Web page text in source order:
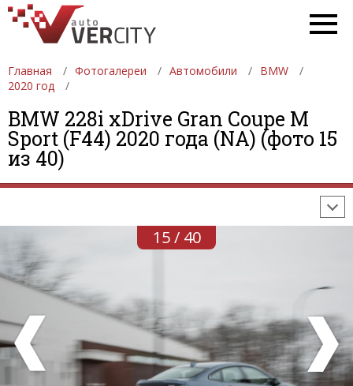
Главная Фотогалереи Автомобили
BMW
2020 год
BMW 228i xDrive Gran Coupe M
Sport (F44) 2020 года (NA) (фото 15
из 40)
ФОТОГАЛЕРЕИ АВТОМОБИЛИ
ДЕВУШКИ
АВТОСАЛОНЫ
15 / 40